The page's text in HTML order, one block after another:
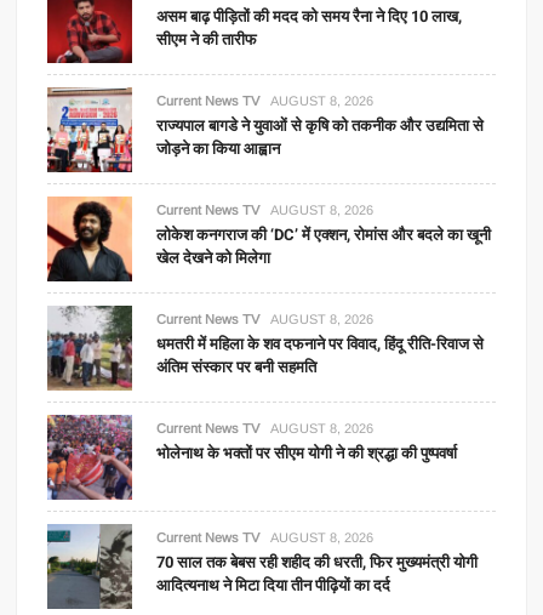
असम बाढ़ पीड़ितों की मदद को समय रैना ने दिए 10 लाख,
सीएम ने की तारीफ
Current News TV AUGUST 8, 2026
राज्यपाल बागडे ने युवाओं से कृषि को तकनीक और उद्यमिता से
जोड़ने का किया आह्वान
Current News TV AUGUST 8, 2026
लोकेश कनगराज की ‘DC’ में एक्शन, रोमांस और बदले का खूनी
खेल देखने को मिलेगा
Current News TV AUGUST 8, 2026
धमतरी में महिला के शव दफनाने पर विवाद, हिंदू रीति-रिवाज से
अंतिम संस्कार पर बनी सहमति
Current News TV AUGUST 8, 2026
भोलेनाथ के भक्तों पर सीएम योगी ने की श्रद्धा की पुष्पवर्षा
Current News TV AUGUST 8, 2026
70 साल तक बेबस रही शहीद की धरती, फिर मुख्यमंत्री योगी
आदित्यनाथ ने मिटा दिया तीन पीढ़ियों का दर्द